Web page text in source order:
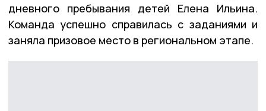
дневного пребывания детей Елена Ильина.
Команда успешно справилась с заданиями и
заняла призовое место в региональном этапе.